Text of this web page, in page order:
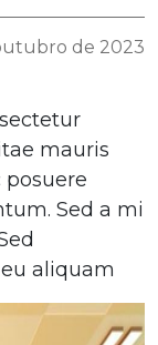
de 2023
mauris
Sed a mi
aliquam